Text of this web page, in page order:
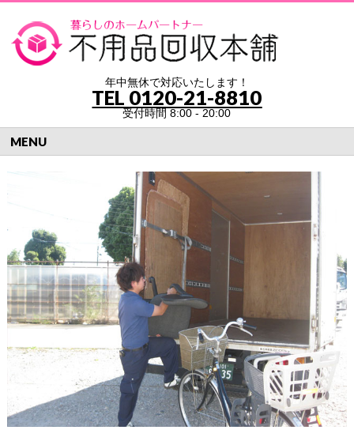
年中無休で対応いたします！
TEL 0120-21-8810
受付時間 8:00 - 20:00
MENU